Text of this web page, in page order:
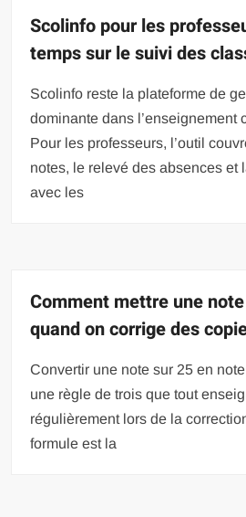
Scolinfo pour les
temps sur le suivi des
Scolinfo reste la plateforme de
dominante dans l’enseignement
Pour les professeurs, l’outil
notes, le relevé des absences et
avec les
Comment mettre une
quand on corrige des
Convertir une note sur 25 en
une règle de trois que tout
régulièrement lors de la
formule est la